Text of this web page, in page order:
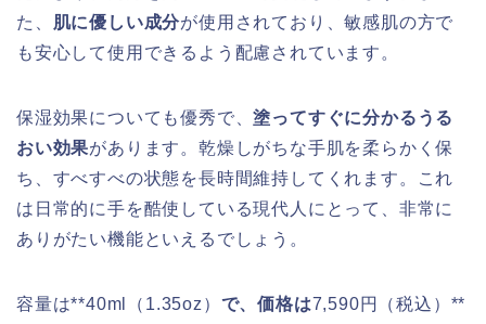
た、 肌に優しい成分が使用されており、敏感肌の方で
も安心して使用できるよう配慮されています。
保湿効果についても優秀で、塗ってすぐに分かるうる
おい効果があります。乾燥しがちな手肌を柔らかく保
ち、すべすべの状態を長時間維持してくれます。これ
は日常的に手を酷使している現代人にとって、非常に
ありがたい機能といえるでしょう。
容量は**40ml（1.35oz） で、価格は7,590円（税込）**